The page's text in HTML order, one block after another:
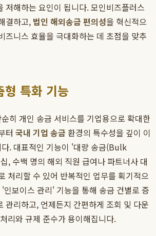
저해하는 요인이 됩니다. 모인비즈플러스
결하고, 법인 해외송금 편의성을 혁신적으
즈니스 효율을 극대화하는 데 초점을 맞추
형 특화 기능
히 개인 송금 서비스를 기업용으로 확대한
터 국내 기업 송금 환경의 특수성을 깊이 이
. 대표적인 기능이 '대량 송금(Bulk
, 수백 명의 해외 직원 급여나 파트너사 대
처리할 수 있어 반복적인 업무를 획기적으
인보이스 관리' 기능을 통해 송금 건별로 증
관리하고, 언제든지 간편하게 조회 및 다운
리와 규제 준수가 용이해집니다.